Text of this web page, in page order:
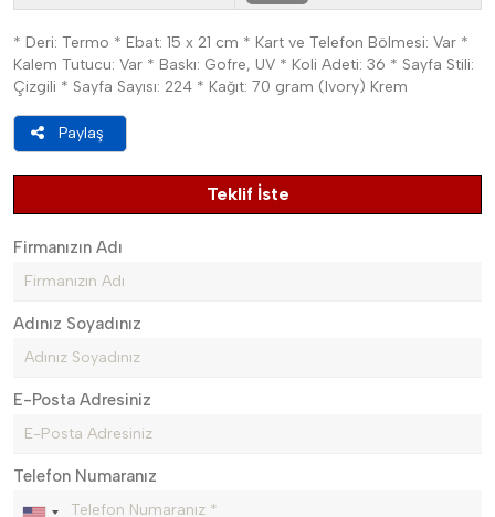
* Deri: Termo * Ebat: 15 x 21 cm * Kart ve Telefon Bölmesi: Var *
Kalem Tutucu: Var * Baskı: Gofre, UV * Koli Adeti: 36 * Sayfa Stili:
Çizgili * Sayfa Sayısı: 224 * Kağıt: 70 gram (Ivory) Krem
Paylaş
Teklif İste
Firmanızın Adı
Adınız Soyadınız
E-Posta Adresiniz
Telefon Numaranız